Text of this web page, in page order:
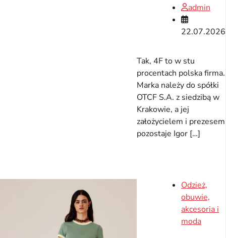
admin
22.07.2026
Tak, 4F to w stu
procentach polska firma.
Marka należy do spółki
OTCF S.A. z siedzibą w
Krakowie, a jej
założycielem i prezesem
pozostaje Igor […]
Odzież,
obuwie,
akcesoria i
moda